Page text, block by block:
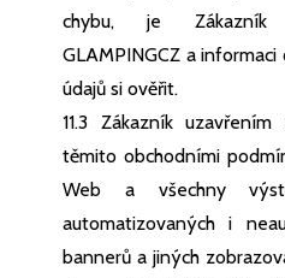
chybu, je Zákazník
GLAMPINGCZ a
údajů si ověřit.
11.3 Zákazník
těmito obchodními
Web a všechny
automatizovaných i
bannerů a jiných